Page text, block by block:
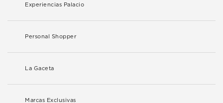
Experiencias Palacio
Personal Shopper
La Gaceta
Marcas Exclusivas